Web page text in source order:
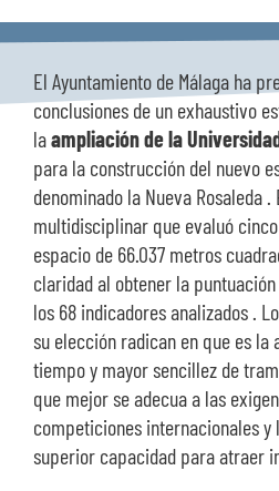
ESPACIOS
SOBRE NOSOTROS
TRANSPARENCIA
El Ayuntamiento de Málaga ha
conclusiones de un exhaustivo
laampliación de la
para la construcción del nuevo
denominado la Nueva Rosaleda
multidisciplinar que evaluó
espacio de 66.037 metros
claridad al obtener la
los 68 indicadores analizados .
su elección radican en que es
tiempo y mayor sencillez de
que mejor se adecua a las
competiciones internacionales y
superior capacidad para atraer